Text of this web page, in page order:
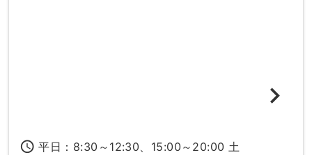
access_time 平日：8:30～12:30、15:00～20:00 土